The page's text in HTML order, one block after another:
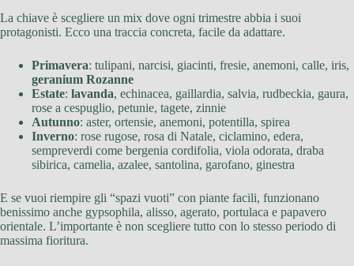
La chiave è scegliere un mix dove ogni trimestre abbia i suoi
protagonisti. Ecco una traccia concreta, facile da adattare.
Primavera: tulipani, narcisi, giacinti, fresie, anemoni, calle, iris,
geranium Rozanne
Estate: lavanda, echinacea, gaillardia, salvia, rudbeckia, gaura,
rose a cespuglio, petunie, tagete, zinnie
Autunno: aster, ortensie, anemoni, potentilla, spirea
Inverno: rose rugose, rosa di Natale, ciclamino, edera,
sempreverdi come bergenia cordifolia, viola odorata, draba
sibirica, camelia, azalee, santolina, garofano, ginestra
E se vuoi riempire gli “spazi vuoti” con piante facili, funzionano
benissimo anche gypsophila, alisso, agerato, portulaca e papavero
orientale. L’importante è non scegliere tutto con lo stesso periodo di
massima fioritura.